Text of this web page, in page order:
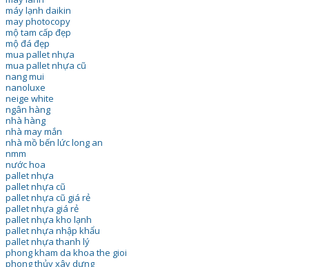
máy lạnh daikin
may photocopy
mộ tam cấp đẹp
mộ đá đẹp
mua pallet nhựa
mua pallet nhựa cũ
nang mui
nanoluxe
neige white
ngân hàng
nhà hàng
nhà may mắn
nhà mồ bến lức long an
nmm
nước hoa
pallet nhựa
pallet nhựa cũ
pallet nhựa cũ giá rẻ
pallet nhựa giá rẻ
pallet nhựa kho lạnh
pallet nhựa nhập khẩu
pallet nhựa thanh lý
phong kham da khoa the gioi
phong thủy xây dựng